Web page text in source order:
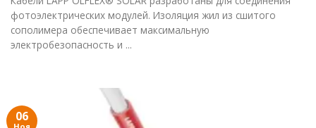
фотоэлектрических модулей. Изоляция жил из сшитого
сополимера обеспечивает максимальную
электробезопасность и ...
06